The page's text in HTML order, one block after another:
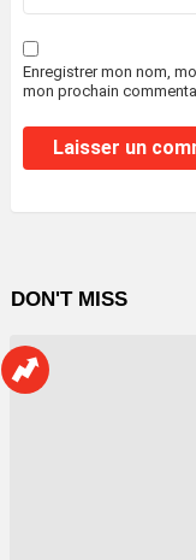
Enregistrer mon nom,
mon prochain
DON'T MISS